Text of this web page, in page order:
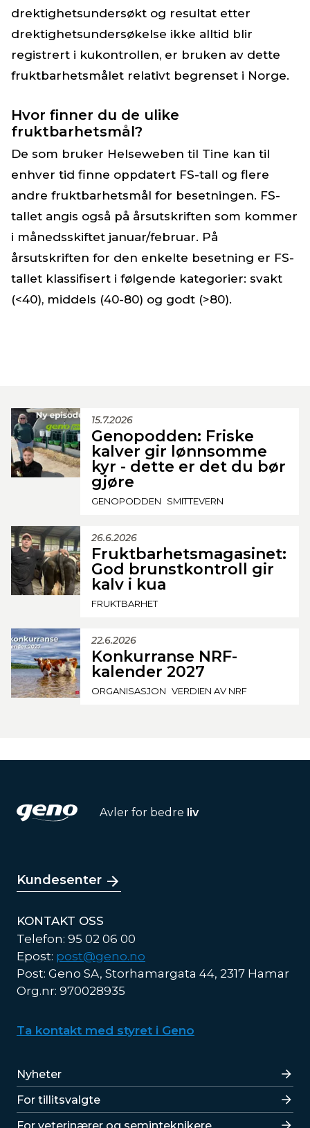
drektighetsundersøkt og resultat etter
drektighetsundersøkelse ikke alltid blir
registrert i kukontrollen, er bruken av dette
fruktbarhetsmålet relativt begrenset i Norge.
Hvor finner du de ulike
fruktbarhetsmål?
De som bruker Helseweben til Tine kan til
enhver tid finne oppdatert FS-tall og flere
andre fruktbarhetsmål for besetningen. FS-
tallet angis også på årsutskriften som kommer
i månedsskiftet januar/februar. På
årsutskriften for den enkelte besetning er FS-
tallet klassifisert i følgende kategorier: svakt
(<40), middels (40-80) og godt (>80).
15.7.2026
Genopodden: Friske
kalver gir lønnsomme
kyr - dette er det du bør
gjøre
GENOPODDEN SMITTEVERN
26.6.2026
Fruktbarhetsmagasinet:
God brunstkontroll gir
kalv i kua
FRUKTBARHET
22.6.2026
Konkurranse NRF-
kalender 2027
ORGANISASJON VERDIEN AV NRF
Avler for bedre liv
Kundesenter
KONTAKT OSS
Telefon: 95 02 06 00
Epost: post@geno.no
Post: Geno SA, Storhamargata 44, 2317 Hamar
Org.nr: 970028935
Ta kontakt med styret i Geno
Lenker
Nyheter
For tillitsvalgte